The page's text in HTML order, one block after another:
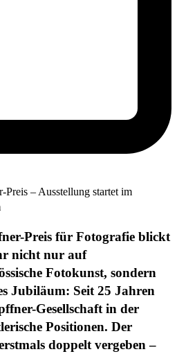
Preis für Fotografie blickt
nicht nur auf
Fotokunst, sondern
Jubiläum: Seit 25 Jahren
Gesellschaft in der
Positionen. Der
doppelt vergeben –